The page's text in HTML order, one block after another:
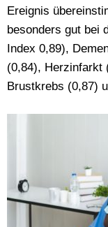
Ereignis
besonders gut bei
Index 0,89),
(0,84), Herzinfarkt
Brustkrebs (0,87)